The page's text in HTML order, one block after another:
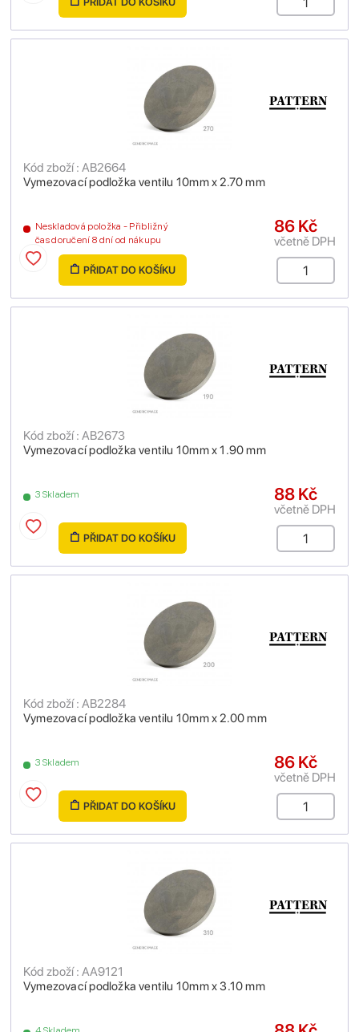
Vymezovací podložka ventilu 10mm x 2.70 mm
Kód zboží : AB2664
Neskladová položka - Přibližný
čas doručení 8 dní od nákupu
86 Kč
včetně DPH
PŘIDAT DO KOŠÍKU
Vymezovací podložka ventilu 10mm x 1.90 mm
Kód zboží : AB2673
3 Skladem 88 Kč
včetně DPH
PŘIDAT DO KOŠÍKU
Vymezovací podložka ventilu 10mm x 2.00 mm
Kód zboží : AB2284
3 Skladem 86 Kč
včetně DPH
PŘIDAT DO KOŠÍKU
Vymezovací podložka ventilu 10mm x 3.10 mm
Kód zboží : AA9121